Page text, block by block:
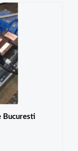
Bucuresti